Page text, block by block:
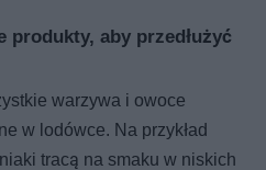
produkty, aby przedłużyć
warzywa i owoce
w lodówce. Na przykład
tracą na smaku w niskich